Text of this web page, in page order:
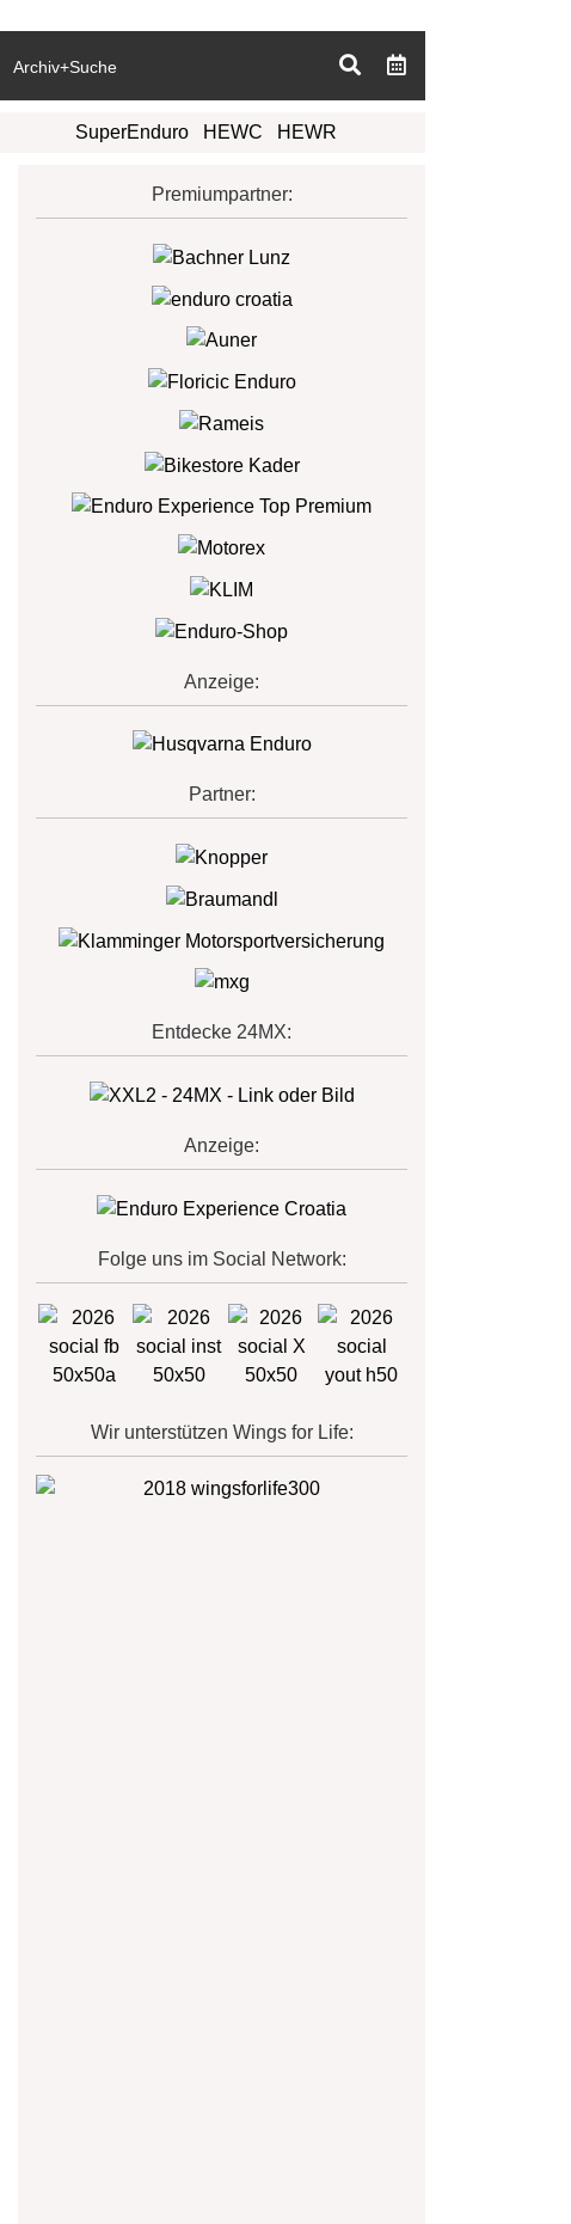
Archiv+Suche
SuperEnduro HEWC HEWR
Premiumpartner:
Anzeige:
Partner:
Entdecke 24MX:
Anzeige:
Folge uns im Social Network:
Wir unterstützen Wings for Life: